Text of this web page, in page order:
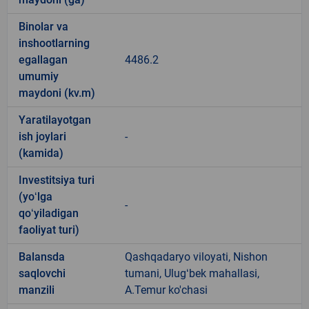
Binolar va
inshootlarning
egallagan
umumiy
maydoni (kv.m)
4486.2
Yaratilayotgan
ish joylari
(kamida)
-
Investitsiya turi
(yoʻlga
qoʻyiladigan
faoliyat turi)
-
Balansda
saqlovchi
manzili
Qashqadaryo viloyati, Nishon
tumani, Ulugʻbek mahallasi,
A.Temur ko'chasi